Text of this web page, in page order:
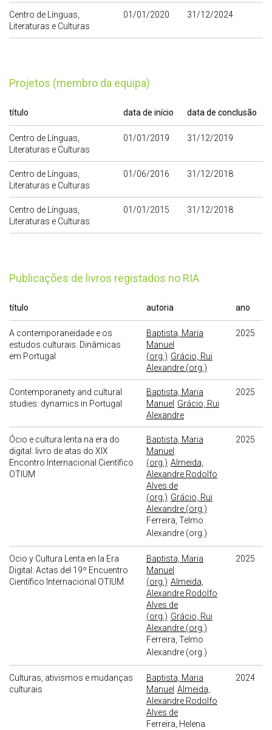
Centro de Línguas,
Literaturas e Culturas
01/01/2020 31/12/2024
Projetos (membro da equipa)
título data de início data de conclusão
Centro de Línguas,
Literaturas e Culturas
01/01/2019 31/12/2019
Centro de Línguas,
Literaturas e Culturas
01/06/2016 31/12/2018
Centro de Línguas,
Literaturas e Culturas
01/01/2015 31/12/2018
publicações de livros registados no RIA
título autoria ano
A contemporaneidade e os
estudos culturais. Dinâmicas
em Portugal
Baptista, Maria
Manuel
(org.) Grácio, Rui
Alexandre (org.)
2025
Contemporaneity and cultural
studies: dynamics in Portugal
Baptista, Maria
Manuel Grácio, Rui
Alexandre
2025
Ócio e cultura lenta na era do
digital: livro de atas do XIX
Encontro Internacional Científico
OTIUM
Baptista, Maria
Manuel
(org.) Almeida,
Alexandre Rodolfo
Alves de
(org.) Grácio, Rui
Alexandre (org.)
Ferreira, Telmo
Alexandre (org.)
2025
Ocio y Cultura Lenta en la Era
Digital: Actas del 19º Encuentro
Científico Internacional OTIUM
Baptista, Maria
Manuel
(org.) Almeida,
Alexandre Rodolfo
Alves de
(org.) Grácio, Rui
Alexandre (org.)
Ferreira, Telmo
Alexandre (org.)
2025
Culturas, ativismos e mudanças
culturais
Baptista, Maria
Manuel Almeida,
Alexandre Rodolfo
Alves de
Ferreira, Helena
2024